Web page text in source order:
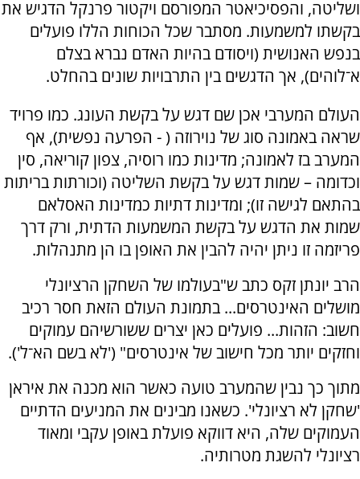
ושליטה, והפסיכיאטר המפורסם ויקטור פרנקל הדגיש את
בקשתו למשמעות. מסתבר שכל הכוחות הללו פועלים
בנפש האנושית (ויסודם בהיות האדם נברא בצלם
א־לוהים), אך הדגשים בין התרבויות שונים בהחלט.
העולם המערבי אכן שם דגש על בקשת העונג. כמו פרויד
שראה באמונה סוג של נוירוזה ( - הפרעה נפשית), אף
המערב בז לאמונה; מדינות כמו רוסיה, צפון קוריאה, סין
וכדומה – שמות דגש על בקשת השליטה (וכורתות בריתות
בהתאם לגישה זו); ומדינות דתיות כמדינות האסלאם
שמות את הדגש על בקשת המשמעות הדתית, ורק דרך
פריזמה זו ניתן יהיה להבין את האופן בו הן מתנהלות.
הרב יונתן זקס כתב ש"בעולמו של השחקן הרציונלי
מושלים האינטרסים... בתמונת העולם הזאת חסר רכיב
חשוב: הזהות... פועלים כאן יצרים ששורשיהם עמוקים
וחזקים יותר מכל חישוב של אינטרסים" ('לא בשם הא־ל').
מתוך כך נבין שהמערב טועה כאשר הוא מכנה את איראן
'שחקן לא רציונלי'. כשאנו מבינים את המניעים הדתיים
העמוקים שלה, היא דווקא פועלת באופן עקבי ומאוד
רציונלי להשגת מטרותיה.